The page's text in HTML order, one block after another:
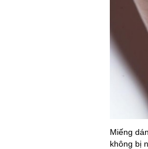
Miếng
không bị